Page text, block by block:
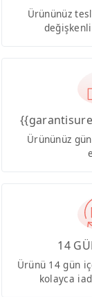
Ürününüz
Ürününüz
14
Ürünü 14 gün
kolayca